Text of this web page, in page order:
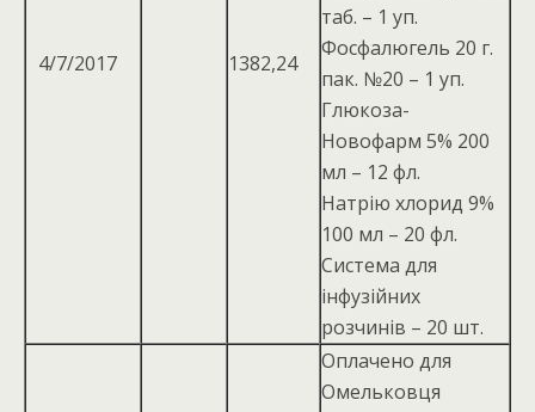
4/7/2017 1382,24
таб. – 1 уп.
Фосфалюгель 20 г.
пак. №20 – 1 уп.
Глюкоза-
Новофарм 5% 200
мл – 12 фл.
Натрію хлорид 9%
100 мл – 20 фл.
Система для
інфузійних
розчинів – 20 шт.
Оплачено для
Омельковця